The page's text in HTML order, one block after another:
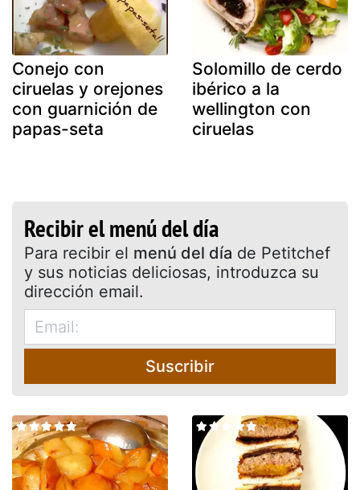
Conejo con
ciruelas y orejones
con guarnición de
papas-seta
Solomillo de cerdo
ibérico a la
wellington con
ciruelas
Recibir el menú del día
Para recibir el menú del día de Petitchef
y sus noticias deliciosas, introduzca su
dirección email.
Suscribir